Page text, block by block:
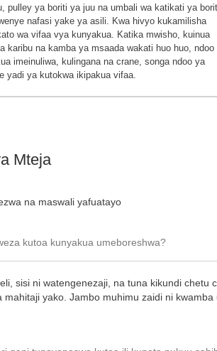
pulley ya boriti ya juu na umbali wa katikati ya
nafasi yake ya asili. Kwa hivyo kukamilisha
wa vifaa vya kunyakua. Katika mwisho, kuinua
karibu na kamba ya msaada wakati huo huo, ndoo
imeinuliwa, kulingana na crane, songa ndoo ya
yadi ya kutokwa ikipakua vifaa.
Mteja
na maswali yafuatayo
kutoa kunyakua umeboreshwa?
sisi ni watengenezaji, na tuna kikundi
mahitaji yako. Jambo muhimu zaidi ni